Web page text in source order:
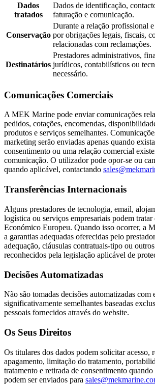
Dados
tratados
Dados de identificação,
faturação e comunicação.
Conservação
Durante a relação profissional
por obrigações legais, fiscais,
relacionadas com reclamações.
Destinatários
Prestadores administrativos,
jurídicos, contabilísticos ou
necessário.
Comunicações Comerciais
A MEK Marine pode enviar comunicações
pedidos, cotações, encomendas,
produtos e serviços semelhantes.
marketing serão enviadas apenas quando
consentimento ou uma relação comercial
comunicação. O utilizador pode opor-se ou
quando aplicável, contactando
Transferências Internacionais
Alguns prestadores de tecnologia, email,
logística ou serviços empresariais podem
Económico Europeu. Quando isso ocorrer, a
a garantias adequadas oferecidas pelo
adequação, cláusulas contratuais-tipo ou
reconhecidos pela legislação aplicável de
Decisões Automatizadas
Não são tomadas decisões automatizadas
significativamente semelhantes baseadas
pessoais fornecidos através do website.
Os Seus Direitos
Os titulares dos dados podem solicitar acesso,
apagamento, limitação do tratamento,
tratamento e retirada de consentimento
podem ser enviados para